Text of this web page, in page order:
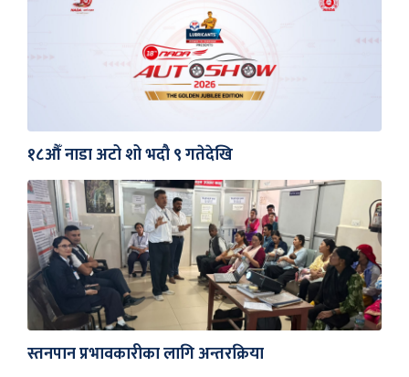
१८औँ नाडा अटो शो भदौ ९ गतेदेखि
स्तनपान प्रभावकारीका लागि अन्तरक्रिया